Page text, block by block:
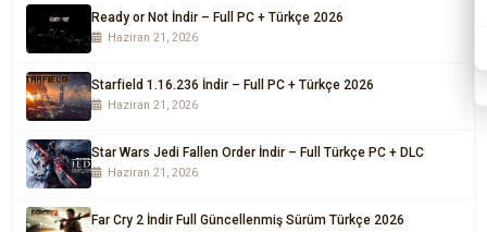
Ready or Not İndir – Full PC + Türkçe 2026
Haziran 21, 2026
Starfield 1.16.236 İndir – Full PC + Türkçe 2026
Haziran 21, 2026
Star Wars Jedi Fallen Order İndir – Full Türkçe PC + DLC
Haziran 21, 2026
Far Cry 2 İndir Full Güncellenmiş Sürüm Türkçe 2026